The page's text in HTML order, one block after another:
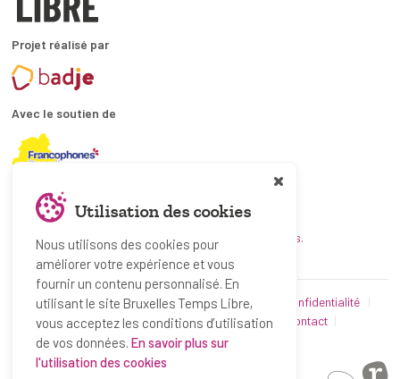
Projet réalisé par
Avec le soutien de
En collaboration avec
et les coordinations ATL bruxelloises.
© Bruxelles Temps Libre 2019-2026
Politique de confidentialité
Conditions d’utilisation
Utilisation des cookies
Contact
Partenaires
Utilisation des cookies
Nous utilisons des cookies pour
améliorer votre expérience et vous
fournir un contenu personnalisé. En
utilisant le site Bruxelles Temps Libre,
vous acceptez les conditions d’utilisation
de vos données. En savoir plus sur
l'utilisation des cookies